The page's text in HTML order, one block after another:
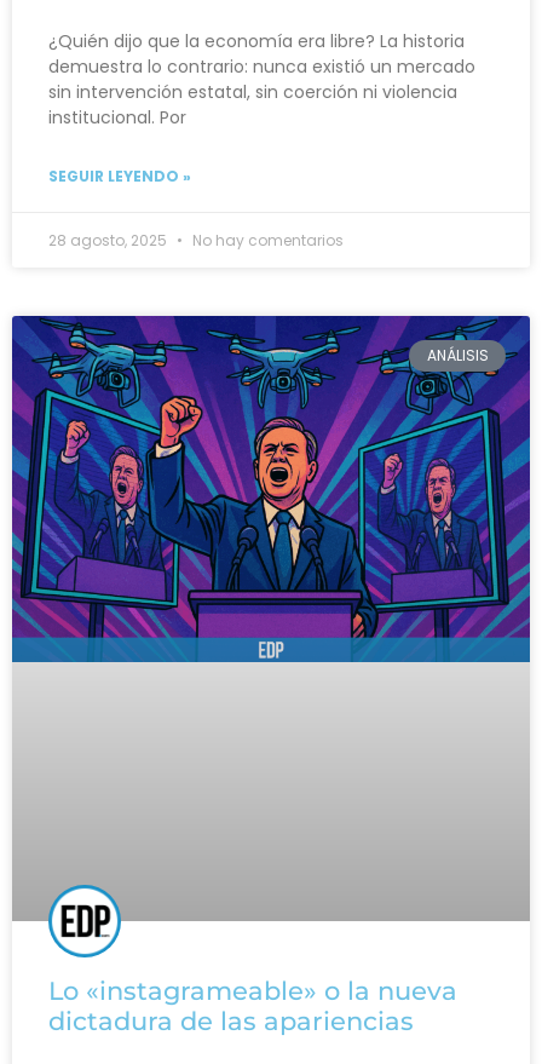
¿Quién dijo que la economía era libre? La historia
demuestra lo contrario: nunca existió un mercado
sin intervención estatal, sin coerción ni violencia
institucional. Por
SEGUIR LEYENDO »
28 agosto, 2025 No hay comentarios
ANÁLISIS
Lo «instagrameable» o la nueva
dictadura de las apariencias